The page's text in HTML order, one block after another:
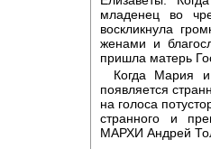
младенец во
воскликнула
женами и
пришла матерь
Когда Мария
появляется
на голоса
странного и
МАРХИ Андрей